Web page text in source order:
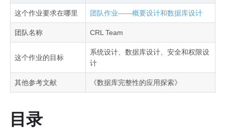
这个作业要求在哪里 团队作业——概要设计和数据库设计
团队名称 CRL Team
这个作业的目标
系统设计、数据库设计、安全和权限设
计
其他参考文献 《数据库完整性的应用探索》
目录